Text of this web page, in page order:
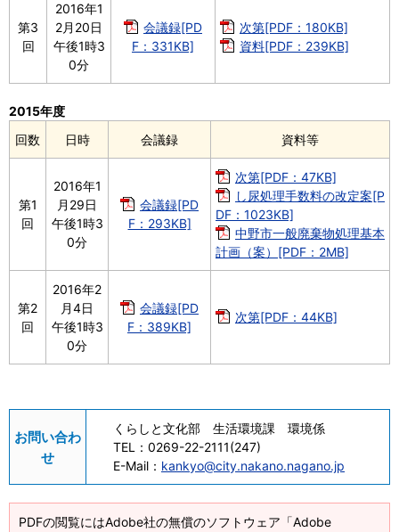
第3
回
2016年1
2月20日
午後1時3
0分
会議録[PD
F：331KB]
次第[PDF：180KB]
資料[PDF：239KB]
回数 日時 会議録 資料等
2015年度
第1
回
2016年1
月29日
午後1時3
0分
会議録[PD
F：293KB]
次第[PDF：47KB]
し尿処理手数料の改定案[P
DF：1023KB]
中野市一般廃棄物処理基本
計画（案）[PDF：2MB]
第2
回
2016年2
月4日
午後1時3
0分
会議録[PD
F：389KB]
次第[PDF：44KB]
お問い合わ
せ
くらしと文化部 生活環境課 環境係
TEL： 0269-22-2111(247)
E-Mail： kankyo@city.nakano.nagano.jp
PDFの閲覧にはAdobe社の無償のソフトウェア「Adobe